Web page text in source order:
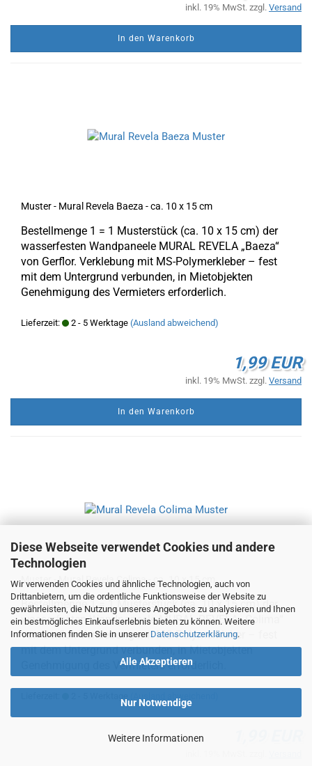
Diese Webseite verwendet Cookies und andere
Technologien
Wir verwenden Cookies und ähnliche Technologien, auch von
Drittanbietern, um die ordentliche Funktionsweise der Website zu
gewährleisten, die Nutzung unseres Angebotes zu analysieren und Ihnen
ein bestmögliches Einkaufserlebnis bieten zu können. Weitere
Informationen finden Sie in unserer Datenschutzerklärung.
Alle Akzeptieren
Nur Notwendige
Weitere Informationen
inkl. 19% MwSt. zzgl. Versand
In den Warenkorb
Muster - Mural Revela Baeza - ca. 10 x 15 cm
Bestellmenge 1 = 1 Musterstück (ca. 10 x 15 cm) der
wasserfesten Wandpaneele MURAL REVELA „Baeza“
von Gerflor. Verklebung mit MS-Polymerkleber – fest
mit dem Untergrund verbunden, in Mietobjekten
Genehmigung des Vermieters erforderlich.
Lieferzeit: 2 - 5 Werktage (Ausland abweichend)
1,99 EUR
inkl. 19% MwSt. zzgl. Versand
In den Warenkorb
Muster - Mural Revela Colima - ca. 10 x 15 cm
Bestellmenge 1 = 1 Musterstück (ca. 10 x 15 cm) der
wasserfesten Wandpaneele MURAL REVELA „Colima“
von Gerflor. Verklebung mit MS-Polymerkleber – fest
mit dem Untergrund verbunden, in Mietobjekten
Genehmigung des Vermieters erforderlich.